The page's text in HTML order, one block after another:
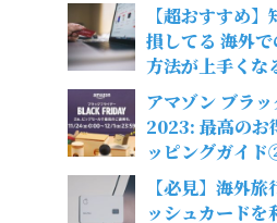
【超おすすめ
損してる 海外
方法が上手くな
アマゾン ブラ
2023: 最高のお
ッピングガイ
【必見】海外
ッシュカードを